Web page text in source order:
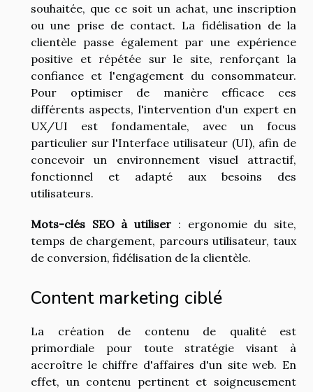
souhaitée, que ce soit un achat, une inscription
ou une prise de contact. La fidélisation de la
clientèle passe également par une expérience
positive et répétée sur le site, renforçant la
confiance et l'engagement du consommateur.
Pour optimiser de manière efficace ces
différents aspects, l'intervention d'un expert en
UX/UI est fondamentale, avec un focus
particulier sur l'Interface utilisateur (UI), afin de
concevoir un environnement visuel attractif,
fonctionnel et adapté aux besoins des
utilisateurs.
Mots-clés SEO à utiliser : ergonomie du site,
temps de chargement, parcours utilisateur, taux
de conversion, fidélisation de la clientèle.
Content marketing ciblé
La création de contenu de qualité est
primordiale pour toute stratégie visant à
accroître le chiffre d'affaires d'un site web. En
effet, un contenu pertinent et soigneusement